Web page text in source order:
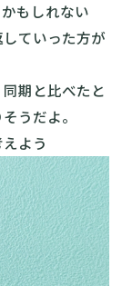
もしれない
ていった方が
期と比べたと
うだよ。
よう